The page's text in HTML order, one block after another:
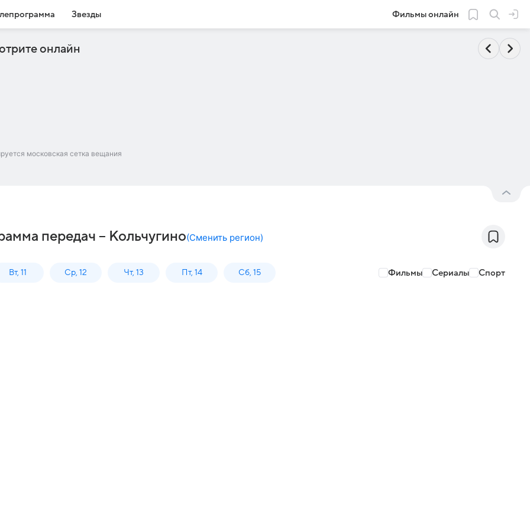
Звезды Фильмы онлайн
онлайн
московская сетка вещания
передач – Кольчугино(Сменить регион)
Вт, 11 Ср, 12 Чт, 13 Пт, 14 Сб, 15 Фильмы Сериалы Спорт